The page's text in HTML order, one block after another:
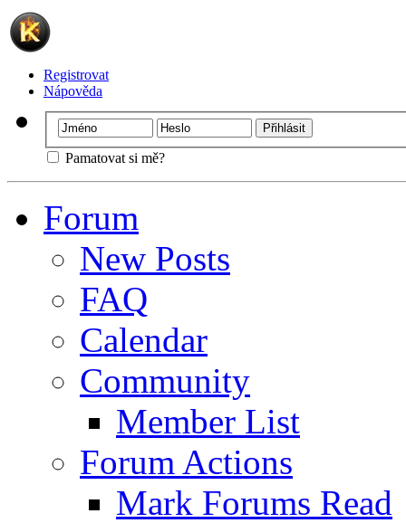
Registrovat
Nápověda
Pamatovat si mě?
Forum
New Posts
FAQ
Calendar
Community
Member List
Forum Actions
Mark Forums Read